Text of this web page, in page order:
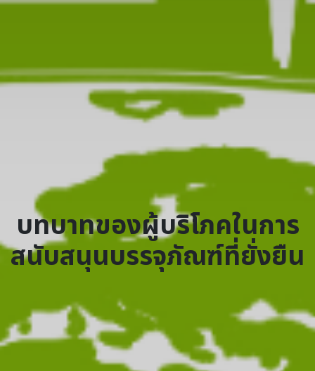
บทบาทของผู้บริโภคในการ
สนับสนุนบรรจุภัณฑ์ที่ยั่งยืน